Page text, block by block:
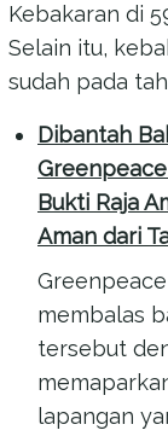
Kebakaran di
Selain itu,
sudah pada
Dibantah
Bukti Raja
Aman dari
membalas
tersebut
lapangan